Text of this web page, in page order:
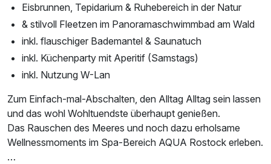
Eisbrunnen, Tepidarium & Ruhebereich in der Natur
& stilvoll Fleetzen im Panoramaschwimmbad am Wald
inkl. flauschiger Bademantel & Saunatuch
inkl. Küchenparty mit Aperitif (Samstags)
inkl. Nutzung W-Lan
Zum Einfach-mal-Abschalten, den Alltag Alltag sein lassen
und das wohl Wohltuendste überhaupt genießen.
Das Rauschen des Meeres und noch dazu erholsame
Wellnessmoments im Spa-Bereich AQUA Rostock erleben.